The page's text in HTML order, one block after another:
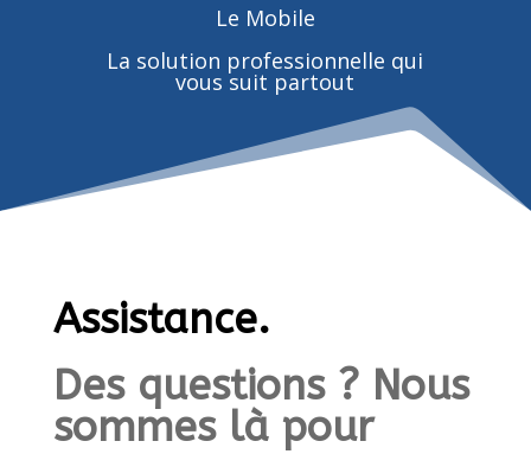
Le Mobile
La solution professionnelle qui
vous suit partout
Assistance.
Des questions ? Nous
sommes là pour